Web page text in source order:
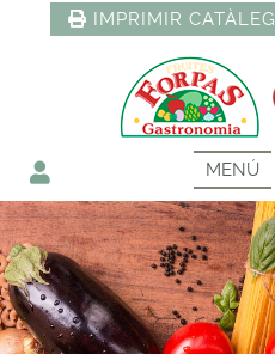
IMPRIMIR CATÀLEG
MENÚ